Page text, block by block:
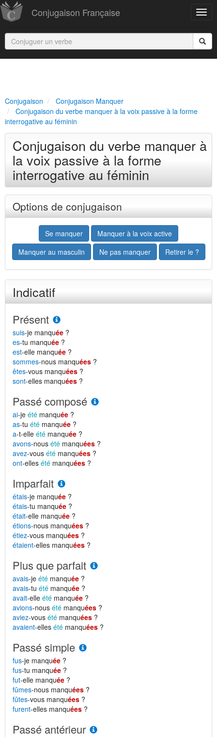
Conjugaison Française
Conjugaison
Conjugaison Manquer
Conjugaison du verbe manquer à la voix passive à la forme
interrogative au féminin
Conjugaison du verbe manquer à
la voix passive à la forme
interrogative au féminin
Options de conjugaison
Se manquer
Manquer à la voix active
Manquer au masculin
Ne pas manquer Retirer le ?
Indicatif
Présent
suis-je manquée ?
es-tu manquée ?
est-elle manquée ?
sommes-nous manquées ?
êtes-vous manquées ?
sont-elles manquées ?
Passé composé
ai-je été manquée ?
as-tu été manquée ?
a-t-elle été manquée ?
avons-nous été manquées ?
avez-vous été manquées ?
ont-elles été manquées ?
Imparfait
étais-je manquée ?
étais-tu manquée ?
était-elle manquée ?
étions-nous manquées ?
étiez-vous manquées ?
étaient-elles manquées ?
Plus que parfait
avais-je été manquée ?
avais-tu été manquée ?
avait-elle été manquée ?
avions-nous été manquées ?
aviez-vous été manquées ?
avaient-elles été manquées ?
Passé simple
fus-je manquée ?
fus-tu manquée ?
fut-elle manquée ?
fûmes-nous manquées ?
fûtes-vous manquées ?
furent-elles manquées ?
Passé antérieur